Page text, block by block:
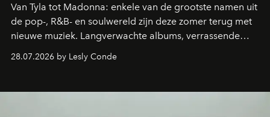
Van Tyla tot Madonna: enkele van de grootste namen uit
de pop-, R&B- en soulwereld zijn deze zomer terug met
nieuwe muziek. Langverwachte albums, verrassende
de releases die je niet mag missen.
28.07.2026 by Lesly Conde